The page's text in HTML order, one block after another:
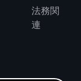
法務関
連